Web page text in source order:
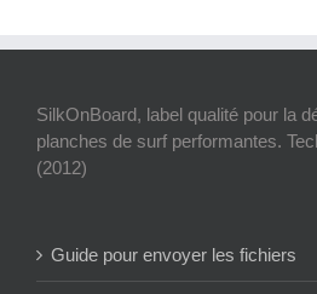
SilkOnBoard, label qualité pour la
planches de surf performantes.
(2012)
Guide pour envoyer les fichiers